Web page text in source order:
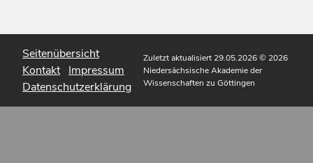
Seitenübersicht
Kontakt Impressum
Datenschutzerklärung
Zuletzt aktualisiert 29.05.2026© 2026
Niedersächsische Akademie der
Wissenschaften zu Göttingen